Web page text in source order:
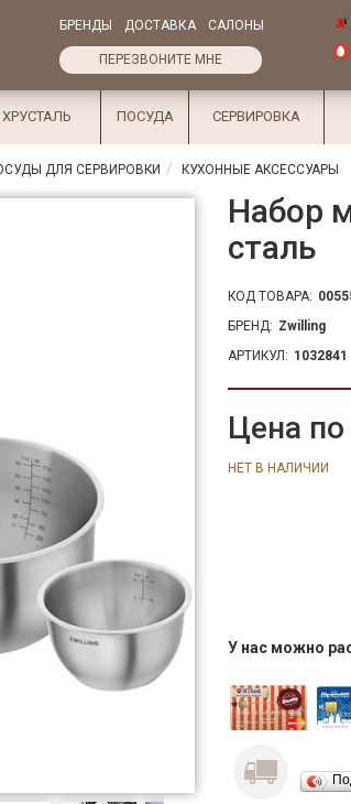
БРЕНДЫ ДОСТАВКА САЛОНЫ
ПЕРЕЗВОНИТЕ МНЕ
ПОСУДА СЕРВИРОВКА
ДЛЯ СЕРВИРОВКИ КУХОННЫЕ АКСЕССУАРЫ
Набор
сталь
КОД ТОВАРА:
БРЕНД: Zwilling
АРТИКУЛ: 1032841
Цена по
НЕТ В НАЛИЧИИ
У нас можно